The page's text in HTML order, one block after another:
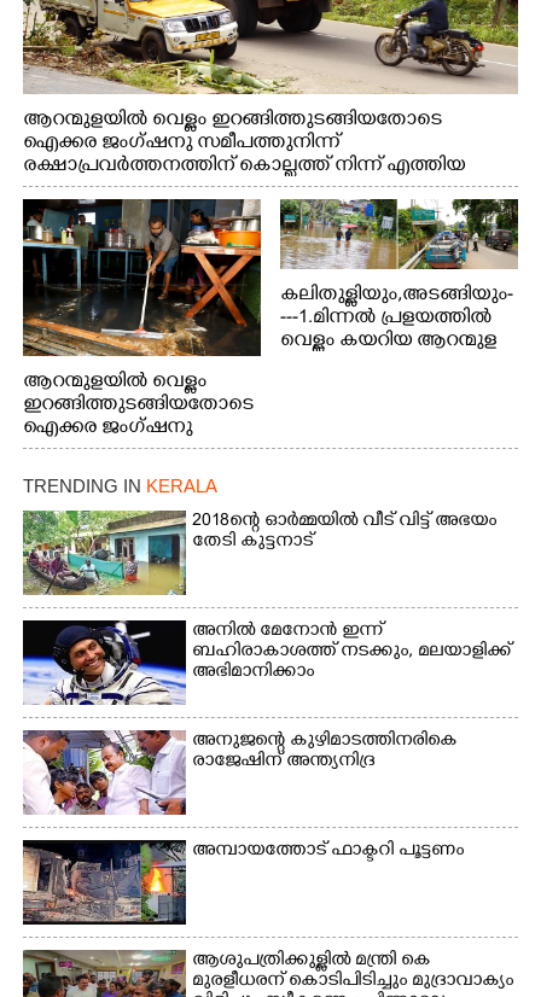
ആറന്മുളയിൽ വെള്ളം ഇറങ്ങിത്തുടങ്ങിയതോടെ
ഐക്കര ജംഗ്ഷനു സമീപത്തുനിന്ന്
രക്ഷാപ്രവർത്തനത്തിന് കൊല്ലത്ത് നിന്ന് എത്തിയ
ബോട്ടുകൾ തിരികെക്കൊണ്ടുപോകുന്നു.
ആറന്മുളയിൽ വെള്ളം
ഇറങ്ങിത്തുടങ്ങിയതോടെ
ഐക്കര ജംഗ്ഷനു
സമീപം ആറന്മുള
കിടങ്ങന്നൂർ റോഡിന്
സമീപം പ്രവർത്തിക്കു
ആറന്മുള തട്ടുകട കഴുകി
വൃത്തിയാക്കുന്നു.
കലിതുള്ളിയും,അടങ്ങിയും-
---1.മിന്നൽ പ്രളയത്തിൽ
വെള്ളം കയറിയ ആറന്മുള
ഇറങ്ങിപ്പോൾ
ത്തിന് ഓച്ചിറ അഴിക്കലിൽ
നിന്ന്എത്തിച്ച ബോട്ടും.
TRENDING IN KERALA
2018ന്റെ ഓർമ്മയിൽ വീട് വിട്ട് അഭയം
തേടി കുട്ടനാട്
അനിൽ മേനോൻ ഇന്ന്
ബഹിരാകാശത്ത് നടക്കും, മലയാളിക്ക്
അഭിമാനിക്കാം
അനുജന്റെ കുഴിമാടത്തിനരികെ
രാജേഷിന് അന്ത്യനിദ്ര
അമ്പായത്തോട് ഫാക്ടറി പൂട്ടണം
ആശുപത്രിക്കുള്ളിൽ മന്ത്രി കെ
മുരളീധരന് കൊടിപിടിച്ചും മുദ്രാവാക്യം